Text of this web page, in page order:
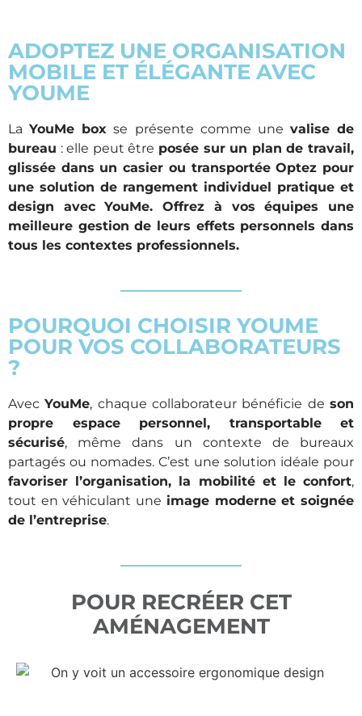
ADOPTEZ UNE ORGANISATION
MOBILE ET ÉLÉGANTE AVEC
YOUME
LaYouMe box se présente comme une valise de
bureau : elle peut être posée sur un plan de travail,
glissée dans un casier ou transportée Optez pour
une solution de rangement individuel pratique et
design avec YouMe. Offrez à vos équipes une
meilleure gestion de leurs effets personnels dans
tous les contextes professionnels.
POURQUOI CHOISIR YOUME
POUR VOS COLLABORATEURS
?
AvecYouMe, chaque collaborateur bénéficie deson
propre espace personnel, transportable et
sécurisé, même dans un contexte de bureaux
partagés ou nomades. C’est une solution idéale pour
favoriser l’organisation, la mobilité et le confort,
tout en véhiculant une image moderne et soignée
de l’entreprise.
POUR RECRÉER CET
AMÉNAGEMENT